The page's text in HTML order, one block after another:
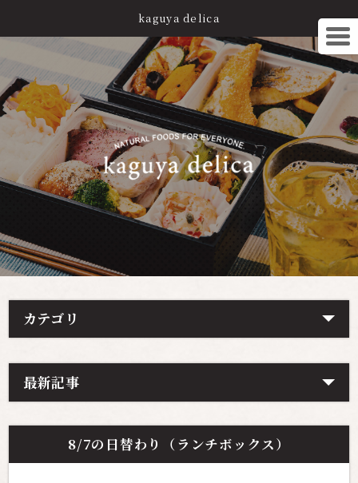
kaguya delica
カテゴリ
最新記事
8/7の日替わり（ランチボックス）